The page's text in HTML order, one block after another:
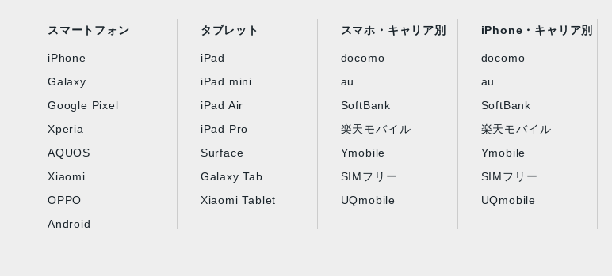
スマートフォン
iPhone
Galaxy
Google Pixel
Xperia
AQUOS
Xiaomi
OPPO
Android
タブレット
iPad
iPad mini
iPad Air
iPad Pro
Surface
Galaxy Tab
Xiaomi Tablet
スマホ・キャリア別
docomo
au
SoftBank
楽天モバイル
Ymobile
SIMフリー
UQmobile
iPhone・キャリア別
docomo
au
SoftBank
楽天モバイル
Ymobile
SIMフリー
UQmobile